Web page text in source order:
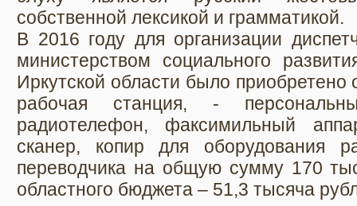
собственной лексикой и грамматикой.
В 2016 году для организации
министерством социального
Иркутской области было
рабочая станция, -
радиотелефон, факсимильный
сканер, копир для оборудования
переводчика на общую сумму 170
областного бюджета – 51,3 тысяча